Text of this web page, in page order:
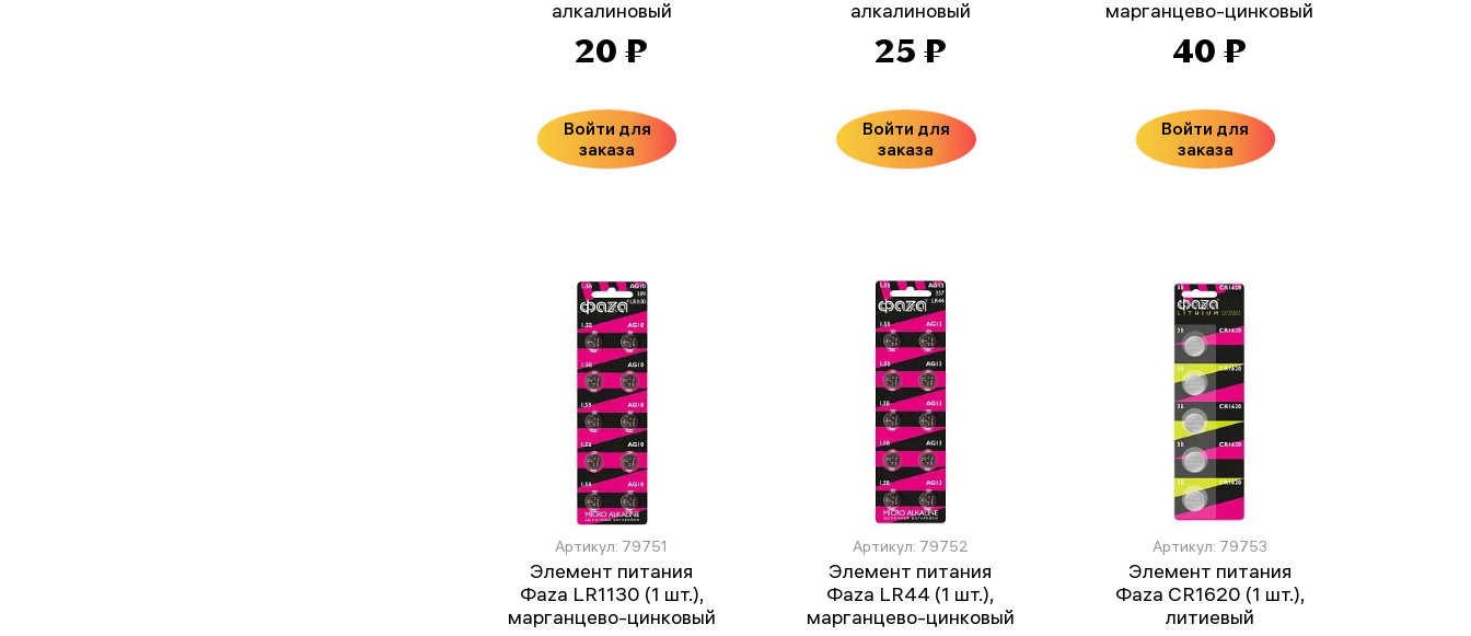
алкалиновый
20 ₽
Войти для
заказа
алкалиновый
25 ₽
Войти для
заказа
марганцево-цинковый
40 ₽
Войти для
заказа
Артикул: 79751
Элемент питания
Фаza LR1130 (1 шт.),
марганцево-цинковый
Артикул: 79752
Элемент питания
Фаza LR44 (1 шт.),
марганцево-цинковый
Артикул: 79753
Элемент питания
Фаza CR1620 (1 шт.),
литиевый